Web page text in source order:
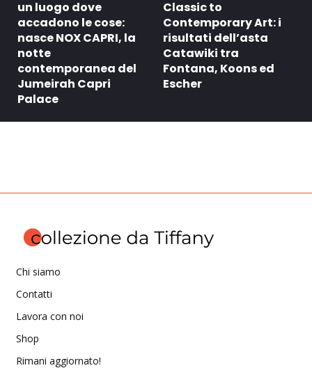
un luogo dove
accadono le cose:
nasce NOX CAPRI, la
notte
contemporanea del
Jumeirah Capri
Palace
Classic to
Contemporary Art: i
risultati dell’asta
Catawiki tra
Fontana, Koons ed
Escher
Chi siamo
Contatti
Lavora con noi
Shop
Rimani aggiornato!